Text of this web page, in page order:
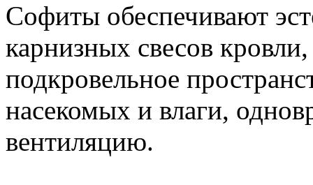
Софиты обеспечивают
карнизных свесов
подкровельное
насекомых и влаги,
вентиляцию.